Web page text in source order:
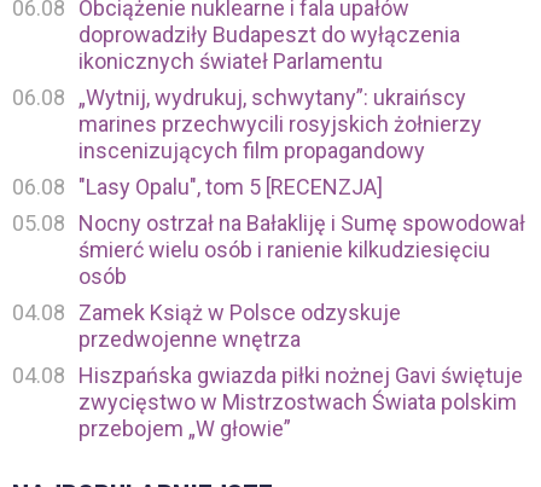
06.08
Obciążenie nuklearne i fala upałów
doprowadziły Budapeszt do wyłączenia
ikonicznych świateł Parlamentu
06.08
„Wytnij, wydrukuj, schwytany”: ukraińscy
marines przechwycili rosyjskich żołnierzy
inscenizujących film propagandowy
06.08
"Lasy Opalu", tom 5 [RECENZJA]
05.08
Nocny ostrzał na Bałakliję i Sumę spowodował
śmierć wielu osób i ranienie kilkudziesięciu
osób
04.08
Zamek Książ w Polsce odzyskuje
przedwojenne wnętrza
04.08
Hiszpańska gwiazda piłki nożnej Gavi świętuje
zwycięstwo w Mistrzostwach Świata polskim
przebojem „W głowie”